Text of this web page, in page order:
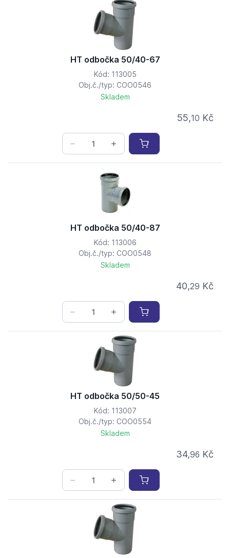
HT odbočka 50/40-67
Kód: 113005
Obj.č./typ: COO0546
Skladem
55,10 Kč
HT odbočka 50/40-87
Kód: 113006
Obj.č./typ: COO0548
Skladem
40,29 Kč
HT odbočka 50/50-45
Kód: 113007
Obj.č./typ: COO0554
Skladem
34,96 Kč